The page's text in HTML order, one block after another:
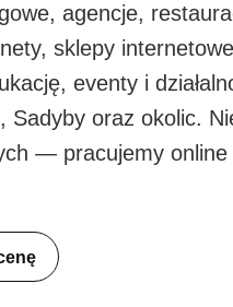
agencje,
sklepy
eventy i
Sadyby oraz okolic.
— pracujemy online